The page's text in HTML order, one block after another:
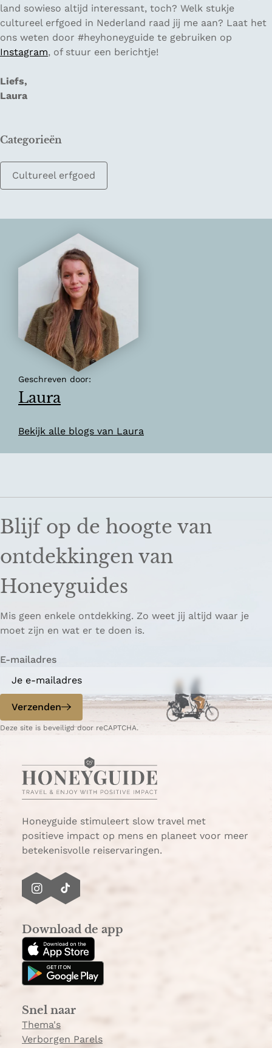
land sowieso altijd interessant, toch? Welk stukje
cultureel erfgoed in Nederland raad jij me aan? Laat het
ons weten door #heyhoneyguide te gebruiken op
Instagram, of stuur een berichtje!
Liefs,
Laura
Categorieën
Cultureel erfgoed
Geschreven door:
Laura
Bekijk alle blogs van Laura
Blijf op de hoogte van
ontdekkingen van
Honeyguides
Mis geen enkele ontdekking. Zo weet jij altijd waar je
moet zijn en wat er te doen is.
E-mailadres
Verzenden
Deze site is beveiligd door reCAPTCHA.
Honeyguide stimuleert slow travel met
positieve impact op mens en planeet voor meer
betekenisvolle reiservaringen.
I
t
a
g
m
T
T
o
k
Download de app
Snel naar
Thema's
Verborgen Parels